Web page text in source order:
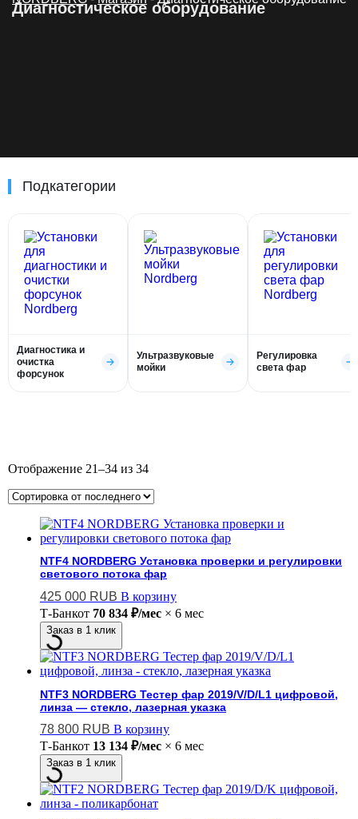
Диагностическое оборудование
Подкатегории
Диагностика и
очистка
форсунок
Ультразвуковые
мойки
Регулировка
света фар
Отображение 21–34 из 34
NTF4 NORDBERG Установка проверки и регулировки
светового потока фар
425 000 RUB В корзину
Т-Банкот 70 834 ₽/мес × 6 мес
Заказ в 1 клик
NTF3 NORDBERG Тестер фар 2019/V/D/L1 цифровой,
линза — стекло, лазерная указка
78 800 RUB В корзину
Т-Банкот 13 134 ₽/мес × 6 мес
Заказ в 1 клик